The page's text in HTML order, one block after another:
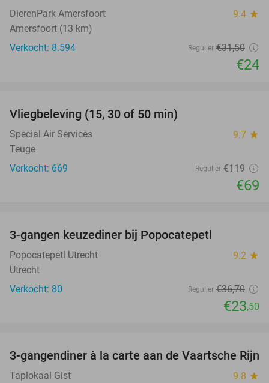
DierenPark Amersfoort 9.4 star
Amersfoort (13 km)
Verkocht: 8.594
Regulier €31,50
€24
Vliegbeleving (15, 30 of 50 min)
Special Air Services 9.7 star
Teuge
Verkocht: 669
Regulier €119
€69
3-gangen keuzediner bij Popocatepetl
Popocatepetl Utrecht 9.2 star
Utrecht
Verkocht: 80
Regulier €36,70
€23,50
41%
3-gangendiner à la carte aan de Vaartsche Rijn
Taplokaal Gist 9.8 star